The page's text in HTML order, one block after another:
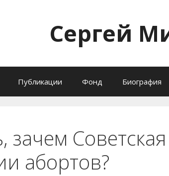
Сергей
Публикации Фонд Биография
зачем
абортов?